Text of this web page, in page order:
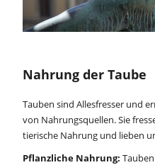
Nahrung der Taube
Tauben sind Allesfresser und
von Nahrungsquellen. Sie
tierische Nahrung und lieben
Pflanzliche Nahrung: